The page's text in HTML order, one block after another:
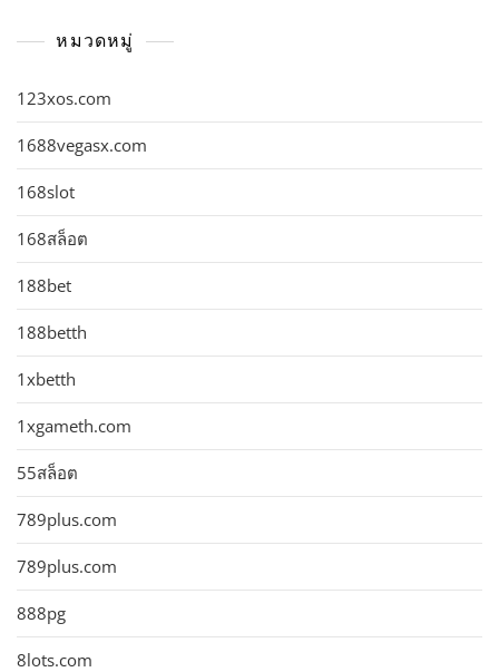
หมวดหมู่
123xos.com
1688vegasx.com
168slot
168สล็อต
188bet
188betth
1xbetth
1xgameth.com
55สล็อต
789plus.com
789plus.com
888pg
8lots.com